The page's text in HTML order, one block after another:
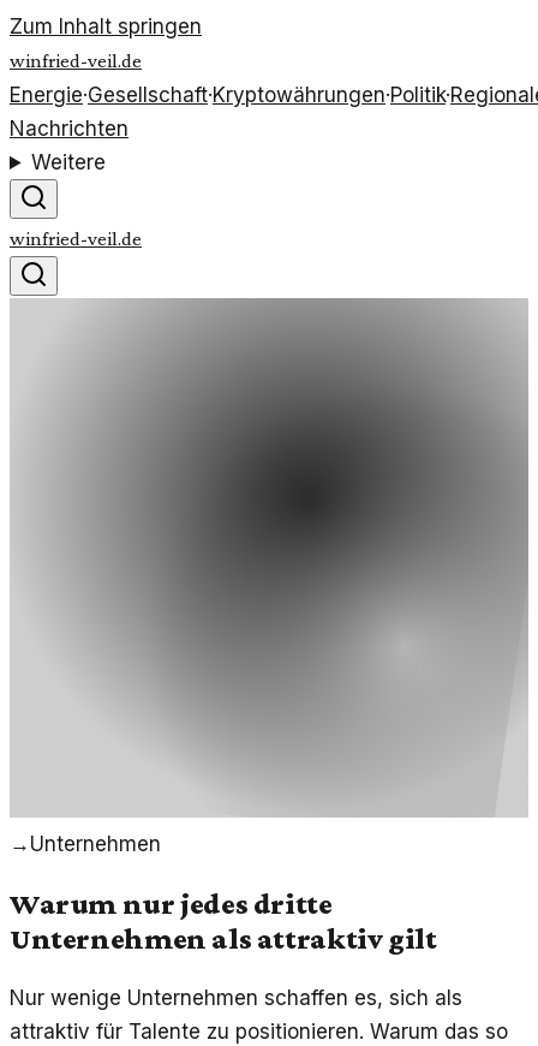
Zum Inhalt springen
winfried-veil.de
Energie·Gesellschaft·Kryptowährungen·Politik·
Nachrichten
Weitere
winfried-veil.de
→ Unternehmen
Warum nur jedes dritte
Unternehmen als attraktiv gilt
Nur wenige Unternehmen schaffen es, sich als
attraktiv für Talente zu positionieren. Warum das so